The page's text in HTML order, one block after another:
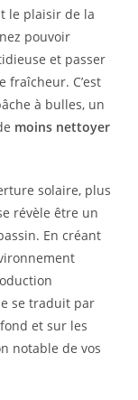
le plaisir de la
pouvoir
et passer
fraîcheur. C’est
à bulles, un
moins nettoyer
solaire, plus
révèle être un
En créant
se traduit par
et sur les
notable de vos